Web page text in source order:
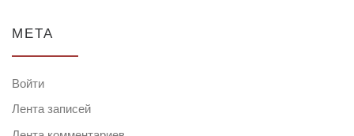
МЕТА
Войти
Лента записей